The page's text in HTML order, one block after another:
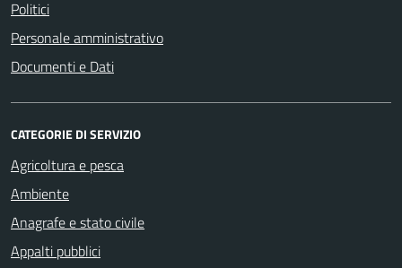
Politici
Personale amministrativo
Documenti e Dati
CATEGORIE DI SERVIZIO
Agricoltura e pesca
Ambiente
Anagrafe e stato civile
Appalti pubblici